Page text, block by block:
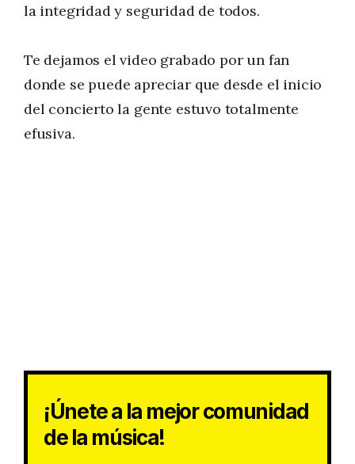
la integridad y seguridad de todos.
Te dejamos el video grabado por un fan
donde se puede apreciar que desde el inicio
del concierto la gente estuvo totalmente
efusiva.
¡Únete a la mejor comunidad
de la música!